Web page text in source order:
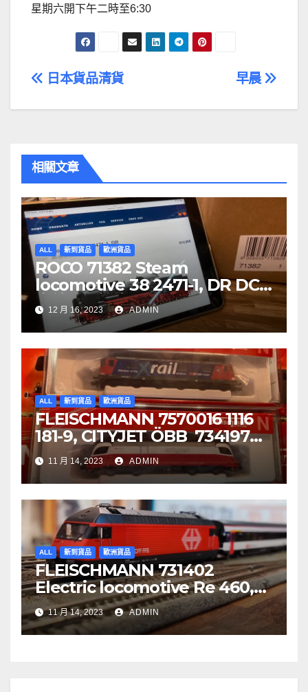
星期六開下午二時至6:30
文
章
覽
早晨
日本貨品清貨
相關文章
ALL 新到貨品 歐洲貨品
ROCO 71382 Steam
locomotive 38 2471-1, DR DCC
音效噴煙機車
12 月 16, 2023 ADMIN
ALL 新到貨品 歐洲貨品
FLEISCHMANN 7570016 1116
181-9, CITYJET ÖBB 734197
Re 620 088-5, SBB Cargo
11 月 14, 2023 ADMIN
ALL 新到貨品 歐洲貨品
FLEISCHMANN 731402
Electric locomotive Re 460,
SBB
11 月 14, 2023 ADMIN